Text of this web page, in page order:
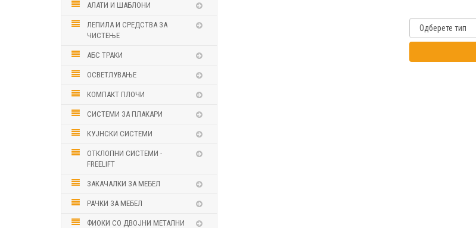
АЛАТИ И ШАБЛОНИ
ЛЕПИЛА И СРЕДСТВА ЗА
ЧИСТЕЊЕ
АБС ТРАКИ
ОСВЕТЛУВАЊЕ
КОМПАКТ ПЛОЧИ
СИСТЕМИ ЗА ПЛАКАРИ
КУЈНСКИ СИСТЕМИ
ОТКЛОПНИ СИСТЕМИ -
FREELIFT
ЗАКАЧАЛКИ ЗА МЕБЕЛ
РАЧКИ ЗА МЕБЕЛ
ФИОКИ СО ДВОЈНИ МЕТАЛНИ